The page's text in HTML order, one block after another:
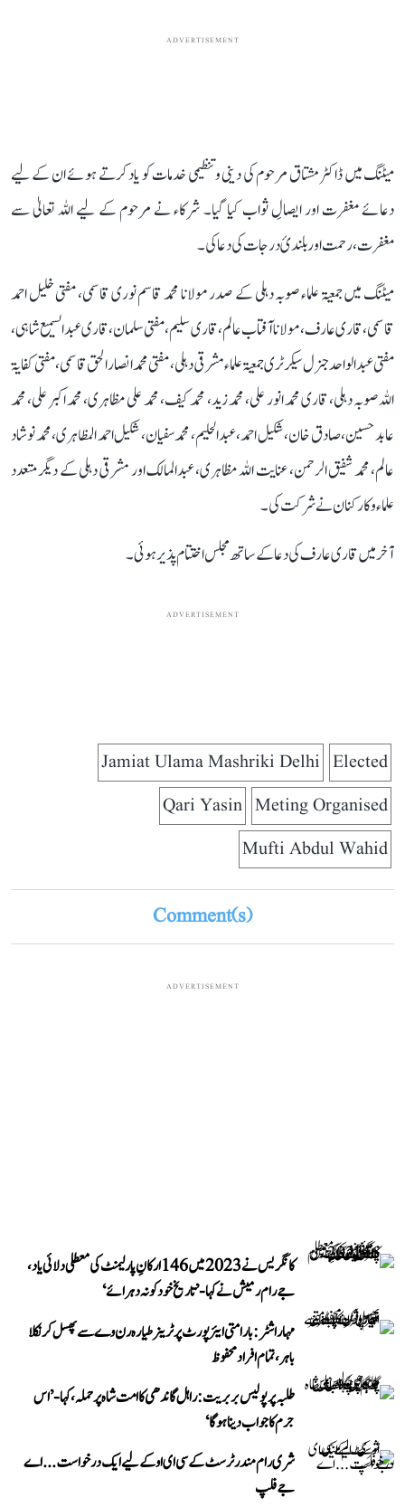
ADVERTISEMENT
میٹنگ میں ڈاکٹر مشتاق مرحوم کی دینی و تنظیمی خدمات کو یاد کرتے ہوئے ان کے لیے
دعائے مغفرت اور ایصالِ ثواب کیا گیا۔ شرکاء نے مرحوم کے لیے اللہ تعالیٰ سے
مغفرت، رحمت اور بلندیٔ درجات کی دعا کی۔
میٹنگ میں جمعیۃ علماء صوبہ دہلی کے صدر مولانا محمد قاسم نوری قاسمی، مفتی خلیل احمد
قاسمی، قاری عارف، مولانا آفتاب عالم، قاری سلیم، مفتی سلمان ، قاری عبدالسمیع شاہی ،
مفتی عبد الواحد جنرل سیکرٹری جمعیۃ علماء مشرقی دہلی، مفتی محمد انصار الحق قاسمی ، مفتی کفایۃ
اللہ صوبہ دہلی، قاری محمد انور علی، محمد زید، محمد کیف، محمد علی مظاہری، محمد اکبر علی، محمد
عابد حسین، صادق خان، شکیل احمد، عبدالحلیم، محمد سفیان، شکیل احمد المظاہری، محمد نوشاد
عالم، محمد شفیق الرحمن، عنایت اللہ مظاہری، عبدالمالک اور مشرقی دہلی کے دیگر متعدد
علماء و کارکنان نے شرکت کی۔
آخر میں قاری عارف کی دعا کے ساتھ مجلس اختتام پذیر ہوئی۔
ADVERTISEMENT
Elected
Jamiat Ulama Mashriki Delhi
Meting Organised
Qari Yasin
Mufti Abdul Wahid
Comment(s)
ADVERTISEMENT
کانگریس نے 2023 میں 146 ارکانِ پارلیمنٹ کی معطلی دلائی یاد،
جے رام رمیش نے کہا- ’تاریخ خود کو نہ دہرائے‘
مہاراشٹر: بارامتی ایئرپورٹ پر ٹرینر طیارہ رن وے سے پھسل کر نکلا
باہر، تمام افراد محفوظ
طلبہ پر پولیس بربریت: راہل گاندھی کا امت شاہ پر حملہ، کہا- ’اس
جرم کا جواب دینا ہوگا‘
شری رام مندر ٹرسٹ کے سی ای او کے لیے ایک درخواست...اے
جے فلپ